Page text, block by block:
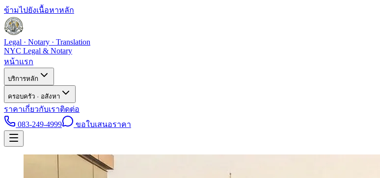
ข้ามไปยังเนื้อหาหลัก
Legal · Notary · Translation
NYC Legal & Notary
หน้าแรก
บริการหลัก
ครอบครัว · อสังหา
ราคาเกี่ยวกับเราติดต่อ
083-249-4999
ขอใบเสนอราคา